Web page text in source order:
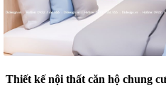
Thiết kế nội thất căn hộ chung